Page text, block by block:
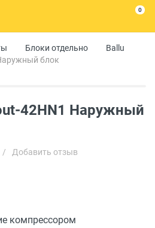
0
Блоки отдельно
Ballu
блок
42HN1 Наружный
/ Добавить отзыв
компрессором